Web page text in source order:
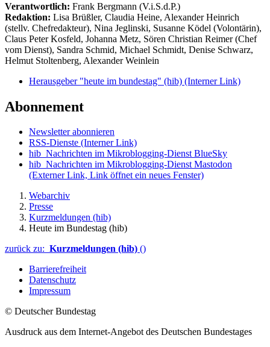
Verantwortlich: Frank Bergmann (V.i.S.d.P.)
Redaktion: Lisa Brüßler, Claudia Heine, Alexander Heinrich
(stellv. Chefredakteur), Nina Jeglinski, Susanne Ködel (Volontärin),
Claus Peter Kosfeld, Johanna Metz, Sören Christian Reimer (Chef
vom Dienst), Sandra Schmid, Michael Schmidt, Denise Schwarz,
Helmut Stoltenberg, Alexander Weinlein
Herausgeber "heute im bundestag" (hib) (Interner Link)
Abonnement
Newsletter abonnieren
RSS-Dienste (Interner Link)
hib_Nachrichten im Mikroblogging-Dienst BlueSky
hib_Nachrichten im Mikroblogging-Dienst Mastodon
(Externer Link, Link öffnet ein neues Fenster)
Webarchiv
Presse
Kurzmeldungen (hib)
Heute im Bundestag (hib)
zurück zu: Kurzmeldungen (hib) ()
Barrierefreiheit
Datenschutz
Impressum
© Deutscher Bundestag
Ausdruck aus dem Internet-Angebot des Deutschen Bundestages